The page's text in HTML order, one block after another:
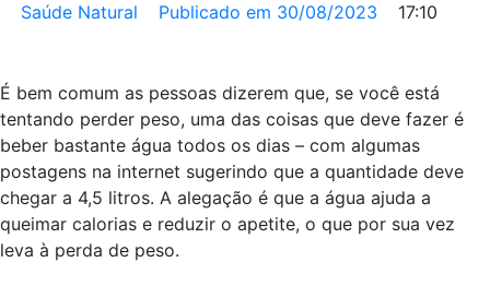
Saúde Natural Publicado em 30/08/2023 17:10
É bem comum as pessoas dizerem que, se você está
tentando perder peso, uma das coisas que deve fazer é
beber bastante água todos os dias – com algumas
postagens na internet sugerindo que a quantidade deve
chegar a 4,5 litros. A alegação é que a água ajuda a
queimar calorias e reduzir o apetite, o que por sua vez
leva à perda de peso.